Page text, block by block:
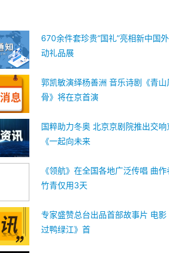
670余件套珍贵“国礼”亮相新中国
动礼品展
郭凯敏演绎杨善洲 音乐诗剧《青山
骨》将在京首演
国粹助力冬奥 北京京剧院推出交响
《一起向未来
《领航》在全国各地广泛传唱 曲作
竹青仅用3天
专家盛赞总台出品首部故事片 电影
过鸭绿江》首